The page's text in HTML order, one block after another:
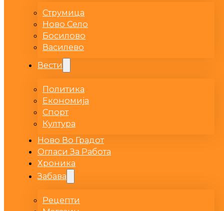
Струмица
Ново Село
Босилово
Василево
Вести
Политика
Економија
Спорт
Култура
Ново Во Градот
Огласи За Работа
Хроника
Забава
Рецепти